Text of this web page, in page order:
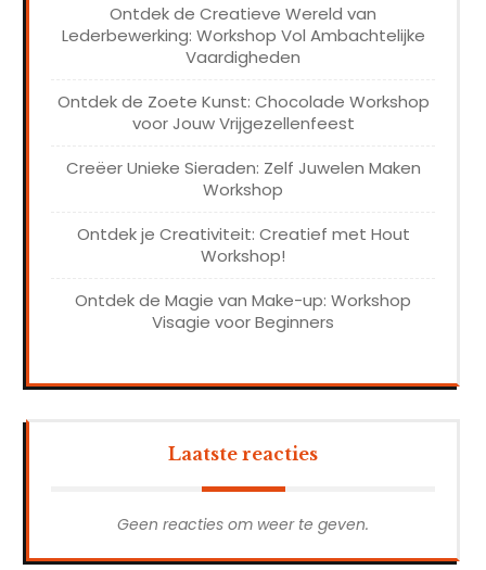
Ontdek de Creatieve Wereld van
Lederbewerking: Workshop Vol Ambachtelijke
Vaardigheden
Ontdek de Zoete Kunst: Chocolade Workshop
voor Jouw Vrijgezellenfeest
Creëer Unieke Sieraden: Zelf Juwelen Maken
Workshop
Ontdek je Creativiteit: Creatief met Hout
Workshop!
Ontdek de Magie van Make-up: Workshop
Visagie voor Beginners
Laatste reacties
Geen reacties om weer te geven.